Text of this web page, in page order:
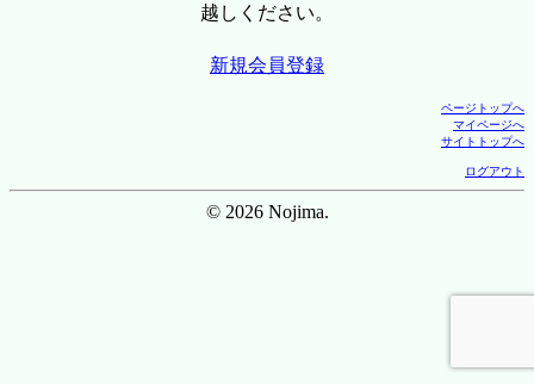
越しください。
新規会員登録
ページトップへ
マイページへ
サイトトップへ
ログアウト
© 2026 Nojima.